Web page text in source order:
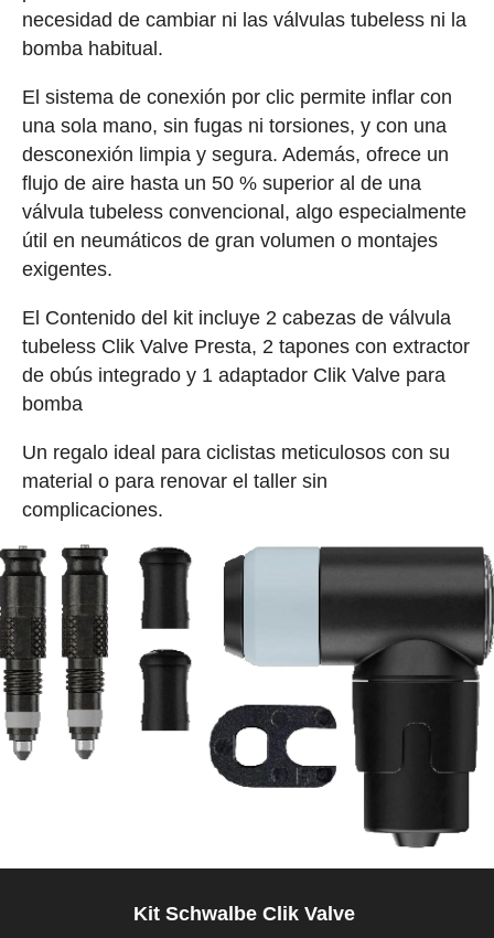
necesidad de cambiar ni las válvulas tubeless ni la
bomba habitual.
El sistema de conexión por clic permite inflar con
una sola mano, sin fugas ni torsiones, y con una
desconexión limpia y segura. Además, ofrece un
flujo de aire hasta un 50 % superior al de una
válvula tubeless convencional, algo especialmente
útil en neumáticos de gran volumen o montajes
exigentes.
El Contenido del kit incluye 2 cabezas de válvula
tubeless Clik Valve Presta, 2 tapones con extractor
de obús integrado y 1 adaptador Clik Valve para
bomba
Un regalo ideal para ciclistas meticulosos con su
material o para renovar el taller sin
complicaciones.
Kit Schwalbe Clik Valve